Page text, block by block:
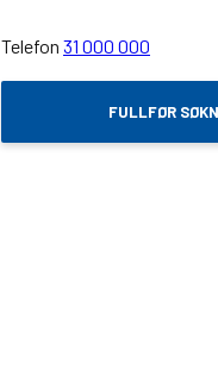
Telefon 31 000 000
FULLFØR